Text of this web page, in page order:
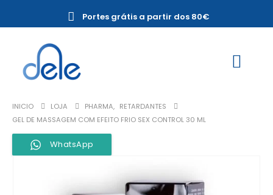
Portes grátis a partir dos 80€
INICIO LOJA PHARMA, RETARDANTES
GEL DE MASSAGEM COM EFEITO FRIO SEX CONTROL 30 ML
WhatsApp